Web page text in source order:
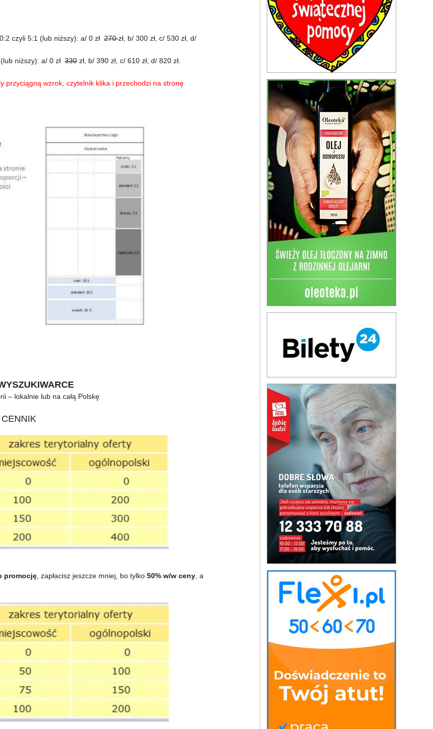
czyli 5:1 (lub niższy): a/ 0 zł 270zł, b/ 300 zł, c/ 530 zł, d/
niższy): a/ 0 zł 330 zł, b/ 390 zł, c/ 610 zł, d/ 820 zł.
przyciągną wzrok, czytelnik klika i przechodzi na stronę
– lokalnie lub na całą Polskę
CENNIK
promocję, zapłacisz jeszcze mniej, bo tylko 50% w/w ceny, a